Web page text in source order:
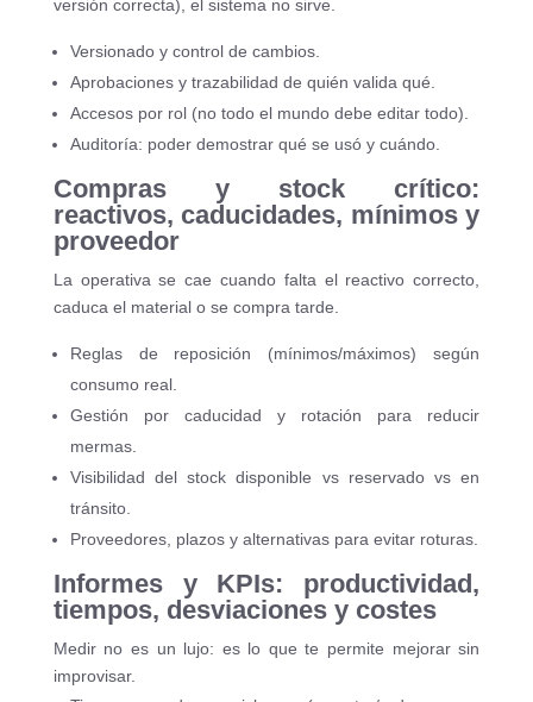
versión correcta), el sistema no sirve.
Versionado y control de cambios.
Aprobaciones y trazabilidad de quién valida qué.
Accesos por rol (no todo el mundo debe editar todo).
Auditoría: poder demostrar qué se usó y cuándo.
Compras y stock crítico:
reactivos, caducidades, mínimos y
proveedor
La operativa se cae cuando falta el reactivo correcto,
caduca el material o se compra tarde.
Reglas de reposición (mínimos/máximos) según
consumo real.
Gestión por caducidad y rotación para reducir
mermas.
Visibilidad del stock disponible vs reservado vs en
tránsito.
Proveedores, plazos y alternativas para evitar roturas.
Informes y KPIs: productividad,
tiempos, desviaciones y costes
Medir no es un lujo: es lo que te permite mejorar sin
improvisar.